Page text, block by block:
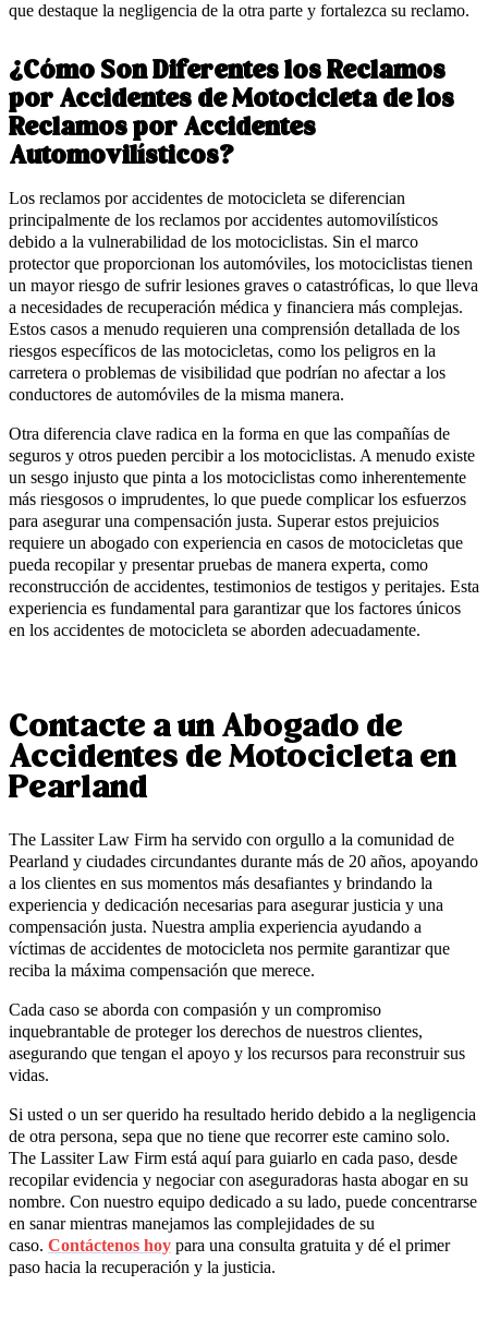
que destaque la negligencia de la otra parte y fortalezca su reclamo.
¿Cómo Son Diferentes los Reclamos
por Accidentes de Motocicleta de los
Reclamos por Accidentes
Automovilísticos?
Los reclamos por accidentes de motocicleta se diferencian
principalmente de los reclamos por accidentes automovilísticos
debido a la vulnerabilidad de los motociclistas. Sin el marco
protector que proporcionan los automóviles, los motociclistas tienen
un mayor riesgo de sufrir lesiones graves o catastróficas, lo que lleva
a necesidades de recuperación médica y financiera más complejas.
Estos casos a menudo requieren una comprensión detallada de los
riesgos específicos de las motocicletas, como los peligros en la
carretera o problemas de visibilidad que podrían no afectar a los
conductores de automóviles de la misma manera.
Otra diferencia clave radica en la forma en que las compañías de
seguros y otros pueden percibir a los motociclistas. A menudo existe
un sesgo injusto que pinta a los motociclistas como inherentemente
más riesgosos o imprudentes, lo que puede complicar los esfuerzos
para asegurar una compensación justa. Superar estos prejuicios
requiere un abogado con experiencia en casos de motocicletas que
pueda recopilar y presentar pruebas de manera experta, como
reconstrucción de accidentes, testimonios de testigos y peritajes. Esta
experiencia es fundamental para garantizar que los factores únicos
en los accidentes de motocicleta se aborden adecuadamente.
Contacte a un Abogado de
Accidentes de Motocicleta en
Pearland
The Lassiter Law Firm ha servido con orgullo a la comunidad de
Pearland y ciudades circundantes durante más de 20 años, apoyando
a los clientes en sus momentos más desafiantes y brindando la
experiencia y dedicación necesarias para asegurar justicia y una
compensación justa. Nuestra amplia experiencia ayudando a
víctimas de accidentes de motocicleta nos permite garantizar que
reciba la máxima compensación que merece.
Cada caso se aborda con compasión y un compromiso
inquebrantable de proteger los derechos de nuestros clientes,
asegurando que tengan el apoyo y los recursos para reconstruir sus
vidas.
Si usted o un ser querido ha resultado herido debido a la negligencia
de otra persona, sepa que no tiene que recorrer este camino solo.
The Lassiter Law Firm está aquí para guiarlo en cada paso, desde
recopilar evidencia y negociar con aseguradoras hasta abogar en su
nombre. Con nuestro equipo dedicado a su lado, puede concentrarse
en sanar mientras manejamos las complejidades de su
caso. Contáctenos hoy para una consulta gratuita y dé el primer
paso hacia la recuperación y la justicia.